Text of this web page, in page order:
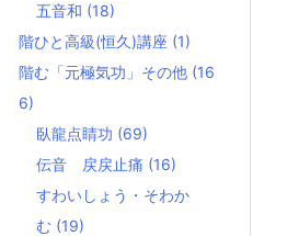
五音和 (18)
階ひと高級(恒久)講座 (1)
階む「元極気功」その他 (16
6)
臥龍点睛功 (69)
伝音 戻戻止痛 (16)
すわいしょう・そわか
む (19)